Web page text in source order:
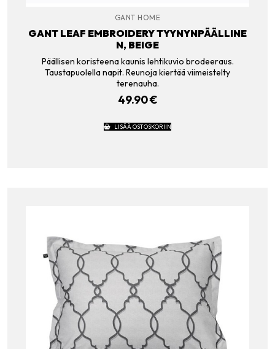
GANT HOME
GANT LEAF EMBROIDERY TYYNYNPÄÄLLINE
N, BEIGE
Päällisen koristeena kaunis lehtikuvio brodeeraus.
Taustapuolella napit. Reunoja kiertää viimeistelty
terenauha.
49.90€
LISÄÄ OSTOSKORIIN